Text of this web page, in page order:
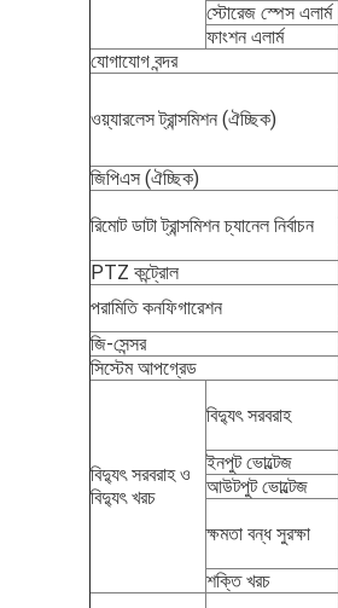
স্টোরেজ স্পেস এলার্ম
ফাংশন এলার্ম
যোগাযোগ বন্দর
ওয়্যারলেস ট্রান্সমিশন (ঐচ্ছিক)
জিপিএস (ঐচ্ছিক)
রিমোট ডাটা ট্রান্সমিশন চ্যানেল নির্বাচন
PTZ কন্ট্রোল
পরামিতি কনফিগারেশন
জি-সেন্সর
সিস্টেম আপগ্রেড
বিদ্যুৎ সরবরাহ ও
বিদ্যুৎ খরচ
বিদ্যুৎ সরবরাহ
ইনপুট ভোল্টেজ
আউটপুট ভোল্টেজ
ক্ষমতা বন্ধ সুরক্ষা
শক্তি খরচ